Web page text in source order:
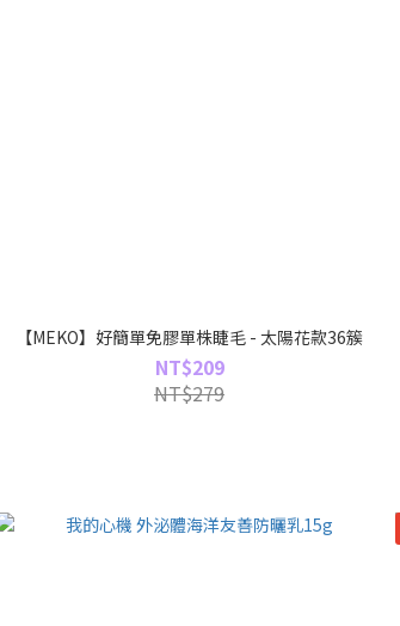
【MEKO】好簡單免膠單株睫毛 - 太陽花款36簇
NT$209
NT$279